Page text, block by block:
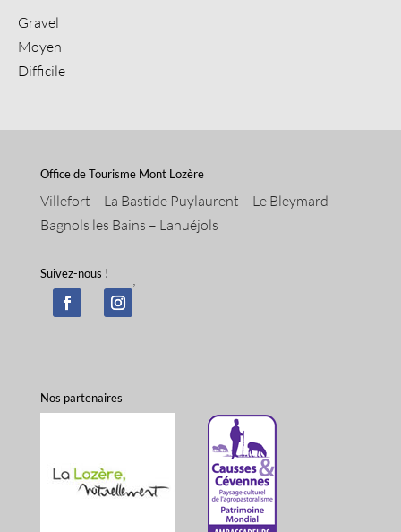
Gravel
Moyen
Difficile
Office de Tourisme Mont Lozère
Villefort – La Bastide Puylaurent – Le Bleymard –
Bagnols les Bains – Lanuéjols
Suivez-nous ! ;
Nos partenaires